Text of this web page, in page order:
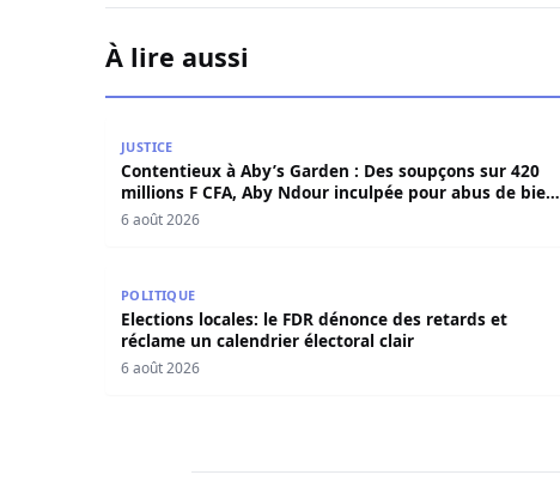
À lire aussi
JUSTICE
Contentieux à Aby’s Garden : Des soupçons sur 420
millions F CFA, Aby Ndour inculpée pour abus de biens
sociaux
6 août 2026
POLITIQUE
Elections locales: le FDR dénonce des retards et
réclame un calendrier électoral clair
6 août 2026